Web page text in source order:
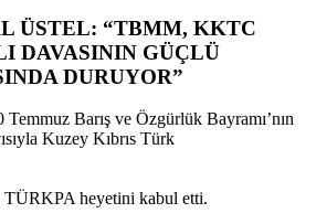
ÜSTEL: “TBMM, KKTC
DAVASININ GÜÇLÜ
DURUYOR”
Barış ve Özgürlük Bayramı’nın
Kuzey Kıbrıs Türk